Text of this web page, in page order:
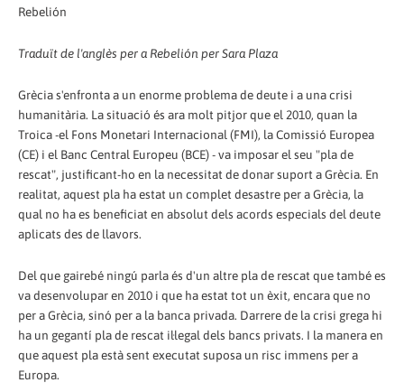
Rebelión
Traduït de l'anglès per a Rebelión per Sara Plaza
Grècia s'enfronta a un enorme problema de deute i a una crisi
humanitària. La situació és ara molt pitjor que el 2010, quan la
Troica -el Fons Monetari Internacional (FMI), la Comissió Europea
(CE) i el Banc Central Europeu (BCE) - va imposar el seu "pla de
rescat", justificant-ho en la necessitat de donar suport a Grècia. En
realitat, aquest pla ha estat un complet desastre per a Grècia, la
qual no ha es beneficiat en absolut dels acords especials del deute
aplicats des de llavors.
Del que gairebé ningú parla és d'un altre pla de rescat que també es
va desenvolupar en 2010 i que ha estat tot un èxit, encara que no
per a Grècia, sinó per a la banca privada. Darrere de la crisi grega hi
ha un gegantí pla de rescat il·legal dels bancs privats. I la manera en
que aquest pla està sent executat suposa un risc immens per a
Europa.